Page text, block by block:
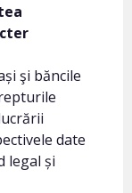
şi băncile
date
legal și